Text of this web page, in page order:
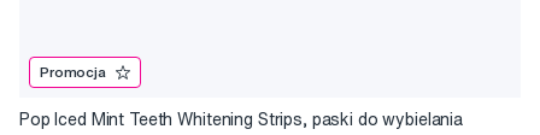
Promocja
Pop Iced Mint Teeth Whitening Strips, paski do wybielania